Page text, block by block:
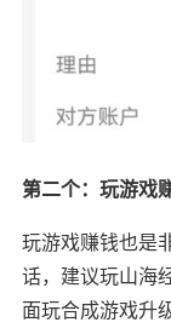
第二个：玩游戏
玩游戏赚钱也是
话，建议玩山海
面玩合成游戏升